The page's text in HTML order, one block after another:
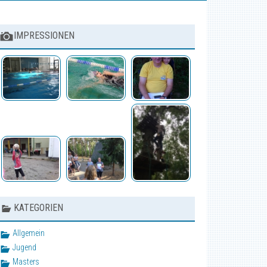
IMPRESSIONEN
KATEGORIEN
Allgemein
Jugend
Masters